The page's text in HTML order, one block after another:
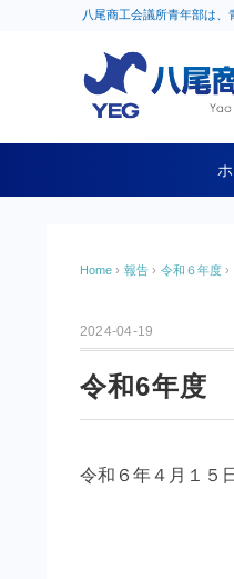
八尾商工会議所青年部は
Home › 報告 › 令和６年度 ›
2024-04-19
令和6年度
令和６年４月１５